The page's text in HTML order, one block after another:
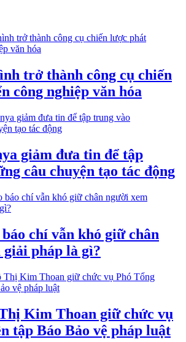
trở thành công cụ chiến
công nghiệp văn hóa
giảm đưa tin để tập
câu chuyện tạo tác động
chí vẫn khó giữ chân
pháp là gì?
Kim Thoan giữ chức vụ
tập Báo Bảo vệ pháp luật